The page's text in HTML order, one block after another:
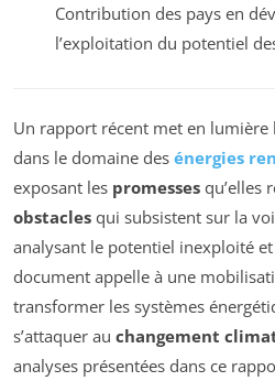
Contribution des pays en
l’exploitation du potentiel
Un rapport récent met en lumière
dans le domaine des énergies
exposant les promesses qu’elles
obstacles qui subsistent sur la
analysant le potentiel inexploité
document appelle à une
transformer les systèmes
s’attaquer au changement
analyses présentées dans ce